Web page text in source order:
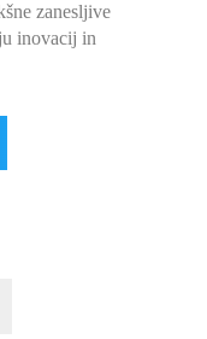
zanesljive
inovacij in